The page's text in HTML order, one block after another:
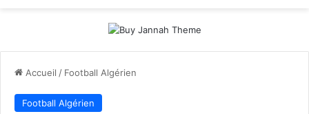
Accueil / Football Algérien
Football Algérien